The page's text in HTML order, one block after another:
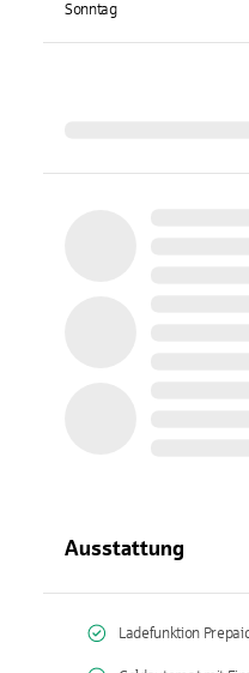
Sonntag
Ausstattung
Ladefunktion